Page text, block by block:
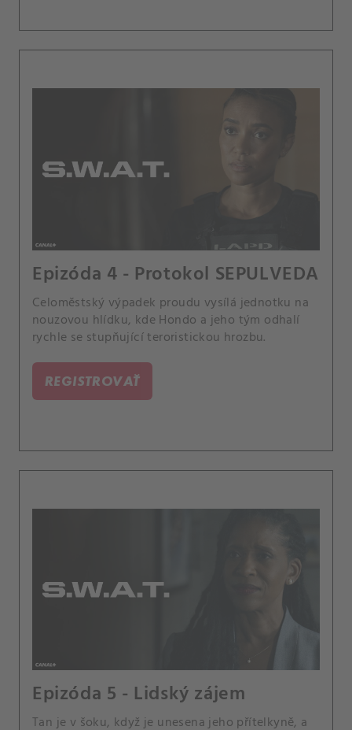
Epizóda 4 - Protokol SEPULVEDA
Celoměstský výpadek proudu vysílá jednotku na
nouzovou hlídku, kde Hondo a jeho tým odhalí
rychle se stupňující teroristickou hrozbu.
REGISTROVAŤ
Epizóda 5 - Lidský zájem
Tan je v šoku, když je unesena jeho přítelkyně, a